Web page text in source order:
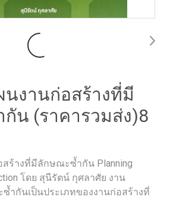
นงานก่อสร้างที่มี
น (ราคารวมส่ง)8
สร้างที่มีลักษณะซ้ำกัน Planning
โดย สุนีรัตน์ กุศลาศัย งาน
ำกันเป็นประเภทของงานก่อสร้างที่